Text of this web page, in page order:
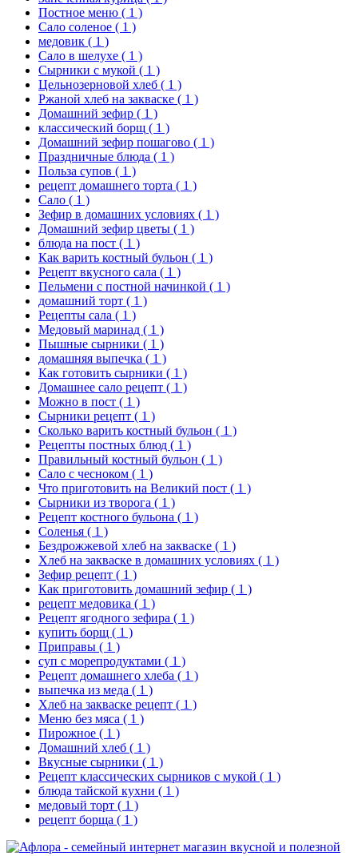
Постное меню ( 1 )
Сало соленое ( 1 )
медовик ( 1 )
Сало в шелухе ( 1 )
Сырники с мукой ( 1 )
Цельнозерновой хлеб ( 1 )
Ржаной хлеб на закваске ( 1 )
Домашний зефир ( 1 )
классический борщ ( 1 )
Домашний зефир пошагово ( 1 )
Праздничные блюда ( 1 )
Польза супов ( 1 )
рецепт домашнего торта ( 1 )
Сало ( 1 )
Зефир в домашних условиях ( 1 )
Домашний зефир цветы ( 1 )
блюда на пост ( 1 )
Как варить костный бульон ( 1 )
Рецепт вкусного сала ( 1 )
Пельмени с постной начинкой ( 1 )
домашний торт ( 1 )
Рецепты сала ( 1 )
Медовый маринад ( 1 )
Пышные сырники ( 1 )
домашняя выпечка ( 1 )
Как готовить сырники ( 1 )
Домашнее сало рецепт ( 1 )
Можно в пост ( 1 )
Сырники рецепт ( 1 )
Сколько варить костный бульон ( 1 )
Рецепты постных блюд ( 1 )
Правильный костный бульон ( 1 )
Сало с чесноком ( 1 )
Что приготовить на Великий пост ( 1 )
Сырники из творога ( 1 )
Рецепт костного бульона ( 1 )
Соленья ( 1 )
Бездрожжевой хлеб на закваске ( 1 )
Хлеб на закваске в домашних условиях ( 1 )
Зефир рецепт ( 1 )
Как приготовить домашний зефир ( 1 )
рецепт медовика ( 1 )
Рецепт ягодного зефира ( 1 )
купить борщ ( 1 )
Приправы ( 1 )
суп с морепродуктами ( 1 )
Рецепт домашнего хлеба ( 1 )
выпечка из меда ( 1 )
Хлеб на закваске рецепт ( 1 )
Меню без мяса ( 1 )
Пирожное ( 1 )
Домашний хлеб ( 1 )
Вкусные сырники ( 1 )
Рецепт классических сырников с мукой ( 1 )
блюда тайской кухни ( 1 )
медовый торт ( 1 )
рецепт борща ( 1 )